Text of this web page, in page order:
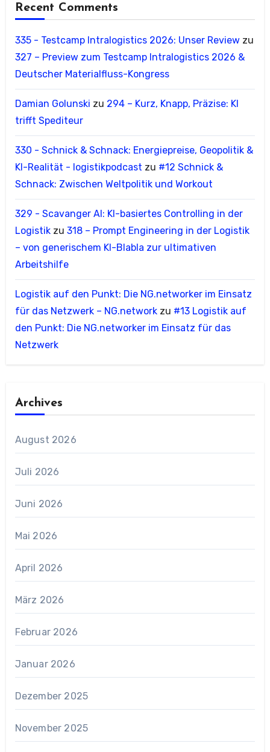
Recent Comments
335 - Testcamp Intralogistics 2026: Unser Reviewzu
327 – Preview zum Testcamp Intralogistics 2026 &
Deutscher Materialfluss-Kongress
Damian Golunski zu 294 – Kurz, Knapp, Präzise: KI
trifft Spediteur
330 - Schnick & Schnack: Energiepreise, Geopolitik &
KI-Realität - logistikpodcast zu #12 Schnick &
Schnack: Zwischen Weltpolitik und Workout
329 - Scavanger AI: KI-basiertes Controlling in der
Logistikzu 318 – Prompt Engineering in der Logistik
– von generischem KI-Blabla zur ultimativen
Arbeitshilfe
Logistik auf den Punkt: Die NG.networker im Einsatz
für das Netzwerk – NG.networkzu #13 Logistik auf
den Punkt: Die NG.networker im Einsatz für das
Netzwerk
Archives
August 2026
Juli 2026
Juni 2026
Mai 2026
April 2026
März 2026
Februar 2026
Januar 2026
Dezember 2025
November 2025